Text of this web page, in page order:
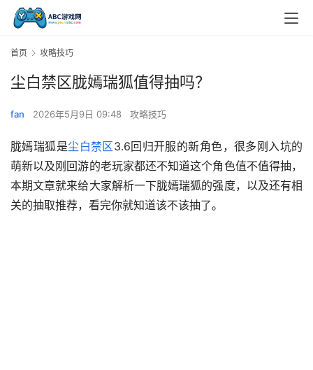
首页 攻略技巧
尘白禁区胧嫣瑞狐值得抽吗？
fan 2026年5月9日 09:48 攻略技巧
胧嫣瑞狐是尘白禁区3.6回归开服的新角色，很多刚入坑的
萌新以及刚回游的老玩家都还不知道这个角色值不值得抽，
本期文章就来给大家解析一下胧嫣瑞狐的强度，以及还有相
关的抽取推荐，看完你就知道该不该抽了。